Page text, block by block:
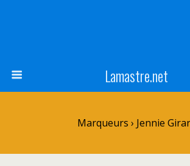
Lamastre.net
Marqueurs › Jennie